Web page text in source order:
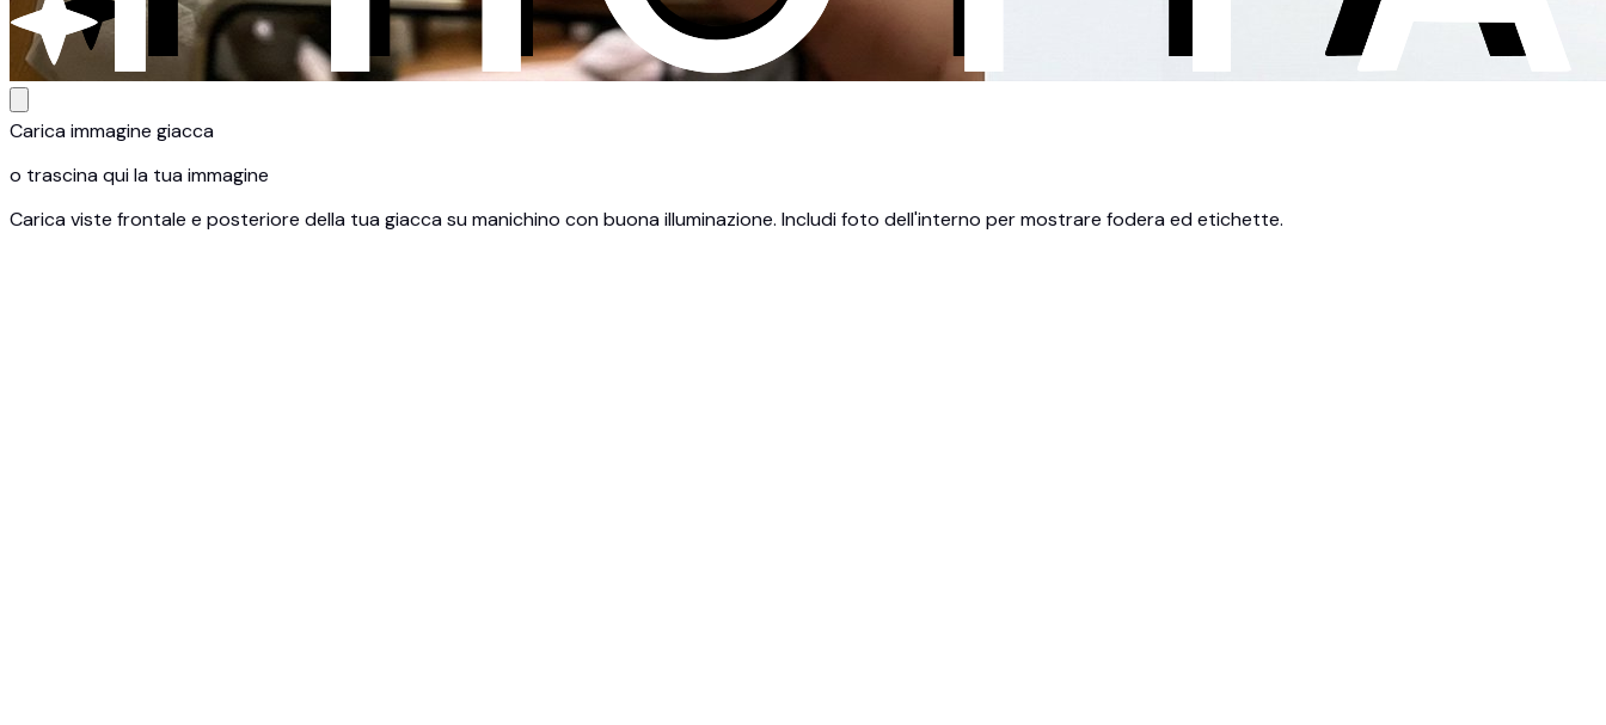
Carica immagine giacca
o trascina qui la tua immagine
Carica viste frontale e posteriore della tua giacca su manichino con buona illuminazione. Includi foto dell'interno per mostrare fodera ed etichette.